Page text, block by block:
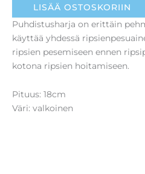
LISÄÄ OSTOSKORIIN
Puhdistusharja on erittäin
käyttää yhdessä
ripsien pesemiseen ennen
kotona ripsien hoitamiseen.
Pituus: 18cm
Väri: valkoinen